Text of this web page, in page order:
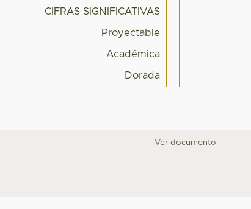
CIFRAS SIGNIFICATIVAS
Proyectable
Académica
Dorada
Ver documento